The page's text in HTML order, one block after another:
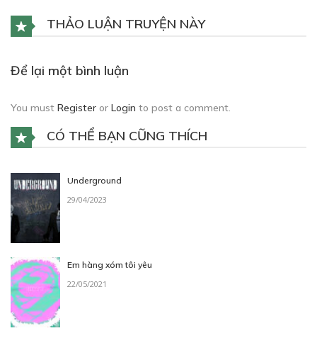
THẢO LUẬN TRUYỆN NÀY
Để lại một bình luận
You must Register or Login to post a comment.
CÓ THỂ BẠN CŨNG THÍCH
Underground
29/04/2023
Em hàng xóm tôi yêu
22/05/2021